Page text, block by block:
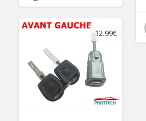
12.99€